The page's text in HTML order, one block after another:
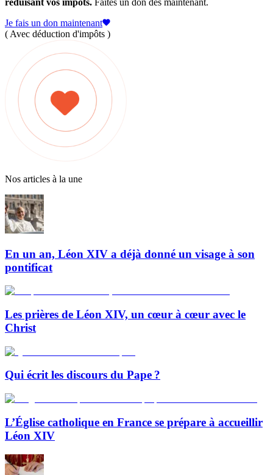
Je fais un don maintenant
( Avec déduction d'impôts )
Nos articles à la une
En un an, Léon XIV a déjà donné un visage à son
pontificat
Les prières de Léon XIV, un cœur à cœur avec le
Christ
Qui écrit les discours du Pape ?
L’Église catholique en France se prépare à accueillir
Léon XIV